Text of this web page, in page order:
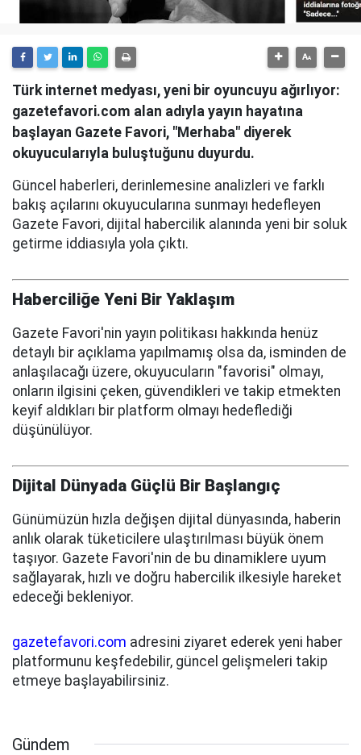
Türk internet medyası, yeni bir oyuncuyu ağırlıyor:
gazetefavori.com alan adıyla yayın hayatına
başlayan Gazete Favori, "Merhaba" diyerek
okuyucularıyla buluştuğunu duyurdu.
Güncel haberleri, derinlemesine analizleri ve farklı
bakış açılarını okuyucularına sunmayı hedefleyen
Gazete Favori, dijital habercilik alanında yeni bir soluk
getirme iddiasıyla yola çıktı.
Haberciliğe Yeni Bir Yaklaşım
Gazete Favori'nin yayın politikası hakkında henüz
detaylı bir açıklama yapılmamış olsa da, isminden de
anlaşılacağı üzere, okuyucuların "favorisi" olmayı,
onların ilgisini çeken, güvendikleri ve takip etmekten
keyif aldıkları bir platform olmayı hedeflediği
düşünülüyor.
Dijital Dünyada Güçlü Bir Başlangıç
Günümüzün hızla değişen dijital dünyasında, haberin
anlık olarak tüketicilere ulaştırılması büyük önem
taşıyor. Gazete Favori'nin de bu dinamiklere uyum
sağlayarak, hızlı ve doğru habercilik ilkesiyle hareket
edeceği bekleniyor.
gazetefavori.com adresini ziyaret ederek yeni haber
platformunu keşfedebilir, güncel gelişmeleri takip
etmeye başlayabilirsiniz.
Gündem